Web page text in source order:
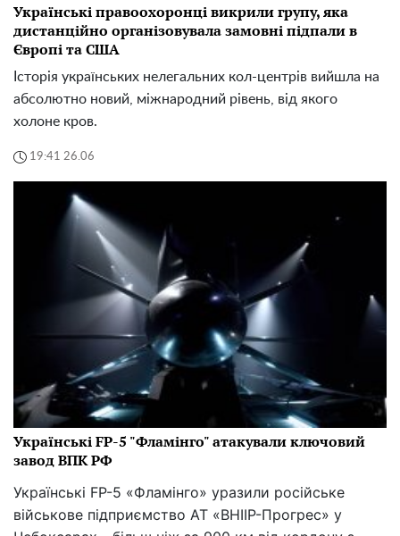
Українські правоохоронці викрили групу, яка
дистанційно організовувала замовні підпали в
Європі та США
Історія українських нелегальних кол-центрів вийшла на
абсолютно новий, міжнародний рівень, від якого
холоне кров.
19:41 26.06
Українські FP-5 "Фламінго" атакували ключовий
завод ВПК РФ
Українські FP-5 «Фламінго» уразили російське
військове підприємство АТ «ВНІІР-Прогрес» у